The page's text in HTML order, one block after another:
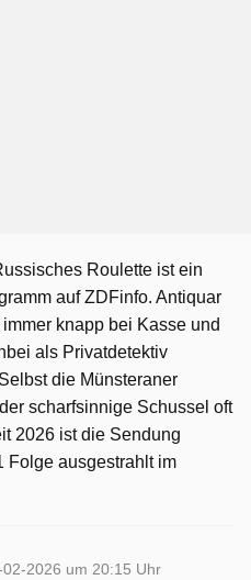
Roulette ist ein
auf ZDFinfo. Antiquar
knapp bei Kasse und
als Privatdetektiv
die Münsteraner
scharfsinnige Schussel oft
2026 ist die Sendung
Folge ausgestrahlt im
02-2026 um 20:15 Uhr